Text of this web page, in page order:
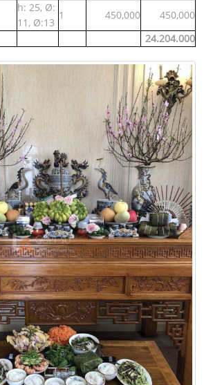
h: 25, Ø:
11, Ø:13
1 450,000
450,000
24.204.000